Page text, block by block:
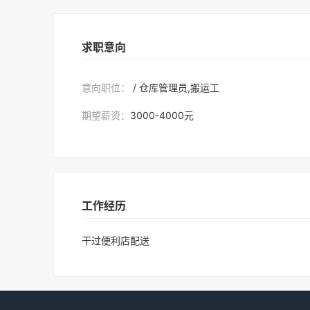
求职意向
意向职位： / 仓库管理员,搬运工
期望薪资： 3000-4000元
工作经历
干过便利店配送